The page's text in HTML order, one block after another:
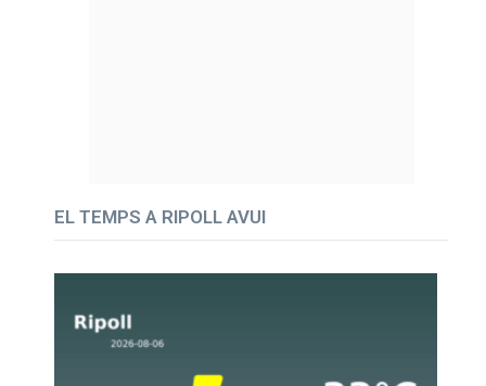
EL TEMPS A RIPOLL AVUI